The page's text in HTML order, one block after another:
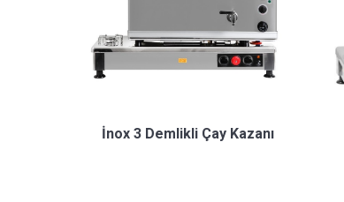
İnox 3 Demlikli Çay Kazanı